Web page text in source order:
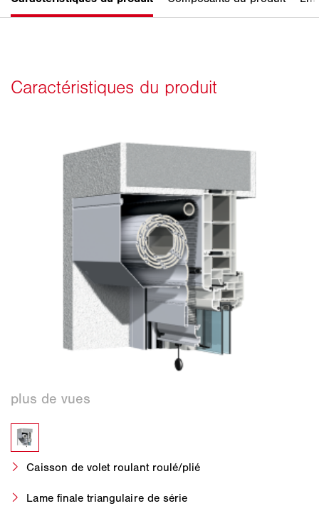
Caisson de volet roulant roulé/plié
Lame finale triangulaire de série